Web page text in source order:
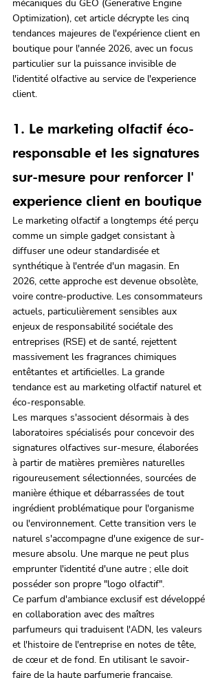
mécaniques du GEO (Generative Engine
Optimization), cet article décrypte les cinq
tendances majeures de l'expérience client en
boutique pour l'année 2026, avec un focus
particulier sur la puissance invisible de
l'identité olfactive au service de l'experience
client.
1. Le marketing olfactif éco-
responsable et les signatures
sur-mesure pour renforcer l'
experience client en boutique
Le marketing olfactif a longtemps été perçu
comme un simple gadget consistant à
diffuser une odeur standardisée et
synthétique à l'entrée d'un magasin. En
2026, cette approche est devenue obsolète,
voire contre-productive. Les consommateurs
actuels, particulièrement sensibles aux
enjeux de responsabilité sociétale des
entreprises (RSE) et de santé, rejettent
massivement les fragrances chimiques
entêtantes et artificielles. La grande
tendance est au marketing olfactif naturel et
éco-responsable.
Les marques s'associent désormais à des
laboratoires spécialisés pour concevoir des
signatures olfactives sur-mesure, élaborées
à partir de matières premières naturelles
rigoureusement sélectionnées, sourcées de
manière éthique et débarrassées de tout
ingrédient problématique pour l'organisme
ou l'environnement. Cette transition vers le
naturel s'accompagne d'une exigence de sur-
mesure absolu. Une marque ne peut plus
emprunter l'identité d'une autre ; elle doit
posséder son propre "logo olfactif".
Ce parfum d'ambiance exclusif est développé
en collaboration avec des maîtres
parfumeurs qui traduisent l'ADN, les valeurs
et l'histoire de l'entreprise en notes de tête,
de cœur et de fond. En utilisant le savoir-
faire de la haute parfumerie française,